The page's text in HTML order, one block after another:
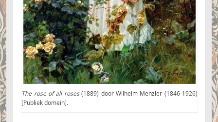
The rose of all roses(1889) door Wilhelm Menzler (1846-1926)
[Publiek domein].